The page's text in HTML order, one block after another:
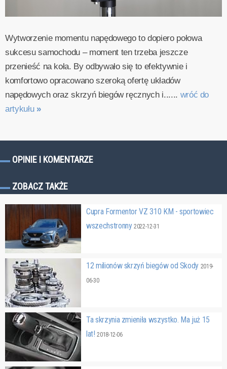
Wytworzenie momentu napędowego to dopiero połowa
sukcesu samochodu – moment ten trzeba jeszcze
przenieść na koła. By odbywało się to efektywnie i
komfortowo opracowano szeroką ofertę układów
napędowych oraz skrzyń biegów ręcznych i...... wróć do
artykułu »
OPINIE I KOMENTARZE
ZOBACZ TAKŻE
Cupra Formentor VZ 310 KM - sportowiec
wszechstronny2022-12-31
12 milionów skrzyń biegów od Skody 2019-
06-30
Ta skrzynia zmieniła wszystko. Ma już 15
lat!2018-12-06